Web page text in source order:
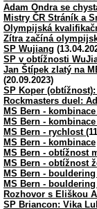
Adam Ondra se
Mistry ČR Stráník a
Olympijská
Zítra začíná
SP Wujiang
SP v obtížnosti
Jan Štípek zlatý na
(20.09.2023)
SP Koper
Rockmasters duel:
MS Bern -
MS Bern -
MS Bern - rychlost
MS Bern - kombinace
MS Bern - obtížnost
MS Bern - obtížnost
MS Bern -
MS Bern -
Rozhovor s Eliškou
SP Briancon: Vika